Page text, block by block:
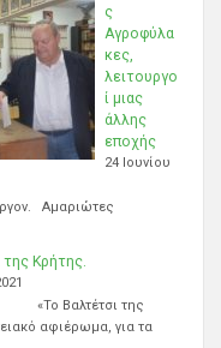
ς
Αγροφύλα
κες,
λειτουργο
ί μιας
άλλης
εποχής
24 Ιουνίου
Αμαριώτες
Κρήτης.
της
αφιέρωμα, για τα